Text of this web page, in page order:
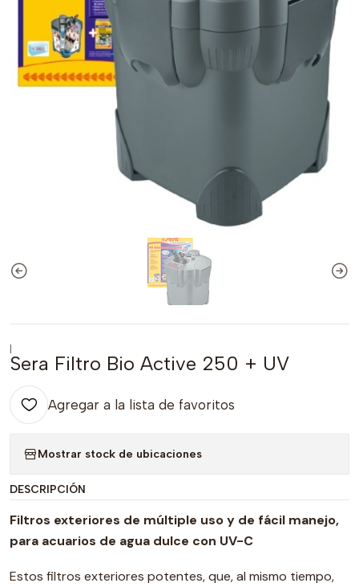
|
Sera Filtro Bio Active 250 + UV
Agregar a la lista de favoritos
Mostrar stock de ubicaciones
DESCRIPCIÓN
Filtros exteriores de múltiple uso y de fácil manejo,
para acuarios de agua dulce con UV-C
Estos filtros exteriores potentes, que, al mismo tiempo,